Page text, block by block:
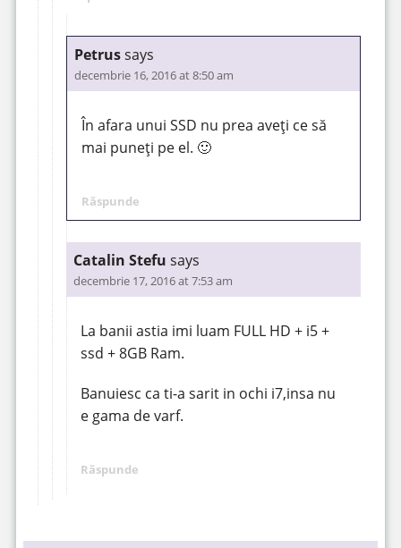
Petrussays
decembrie 16, 2016 at 8:50 am
În afara unui SSD nu prea aveți ce să
mai puneți pe el. 🙂
Răspunde
Catalin Stefu says
decembrie 17, 2016 at 7:53 am
La banii astia imi luam FULL HD + i5 +
ssd + 8GB Ram.
Banuiesc ca ti-a sarit in ochi i7,insa nu
e gama de varf.
Răspunde